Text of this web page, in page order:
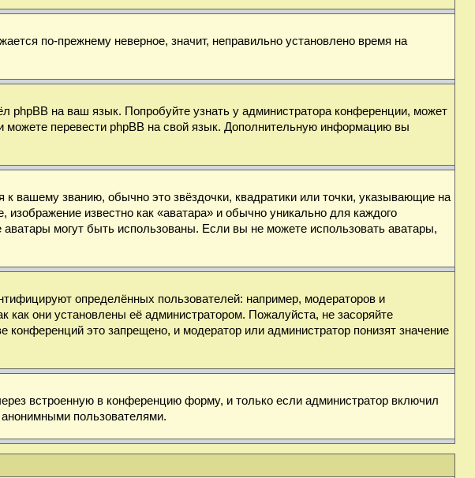
по-прежнему неверное, значит, неправильно установлено время на
phpBB на ваш язык. Попробуйте узнать у администратора конференции, может
можете перевести phpBB на свой язык. Дополнительную информацию вы
вашему званию, обычно это звёздочки, квадратики или точки, указывающие на
известно как «аватара» и обычно уникально для каждого
аватары могут быть использованы. Если вы не можете использовать аватары,
определённых пользователей: например, модераторов и
они установлены её администратором. Пожалуйста, не засоряйте
это запрещено, и модератор или администратор понизят значение
встроенную в конференцию форму, и только если администратор включил
пользователями.